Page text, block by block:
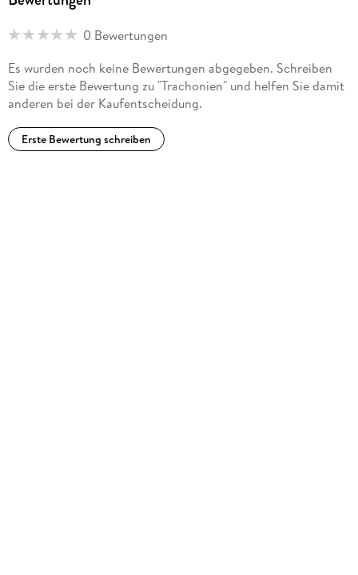
0 Bewertungen
Es wurden noch keine Bewertungen abgegeben. Schreiben
Sie die erste Bewertung zu "Trachonien" und helfen Sie damit
anderen bei der Kaufentscheidung.
Erste Bewertung schreiben